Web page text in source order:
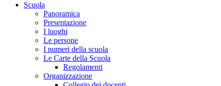
Scuola
Panoramica
Presentazione
I luoghi
Le persone
I numeri della scuola
Le Carte della Scuola
Regolamenti
Organizzazione